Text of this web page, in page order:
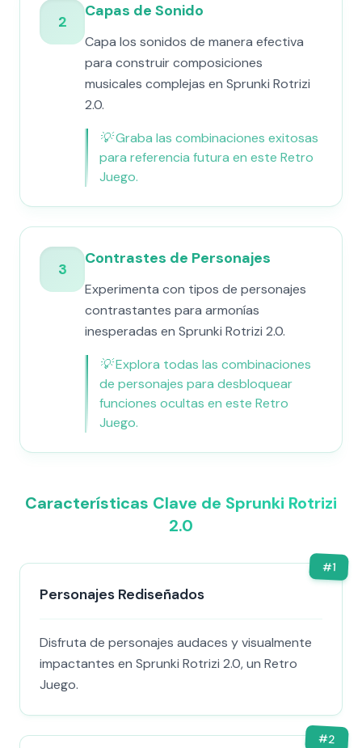
2
Capas de Sonido
Capa los sonidos de manera efectiva
para construir composiciones
musicales complejas en Sprunki Rotrizi
2.0.
💡Graba las combinaciones exitosas
para referencia futura en este Retro
Juego.
3
Contrastes de Personajes
Experimenta con tipos de personajes
contrastantes para armonías
inesperadas en Sprunki Rotrizi 2.0.
💡Explora todas las combinaciones
de personajes para desbloquear
funciones ocultas en este Retro
Juego.
Características Clave de Sprunki Rotrizi
2.0
#1
Personajes Rediseñados
Disfruta de personajes audaces y visualmente
impactantes en Sprunki Rotrizi 2.0, un Retro
Juego.
#2